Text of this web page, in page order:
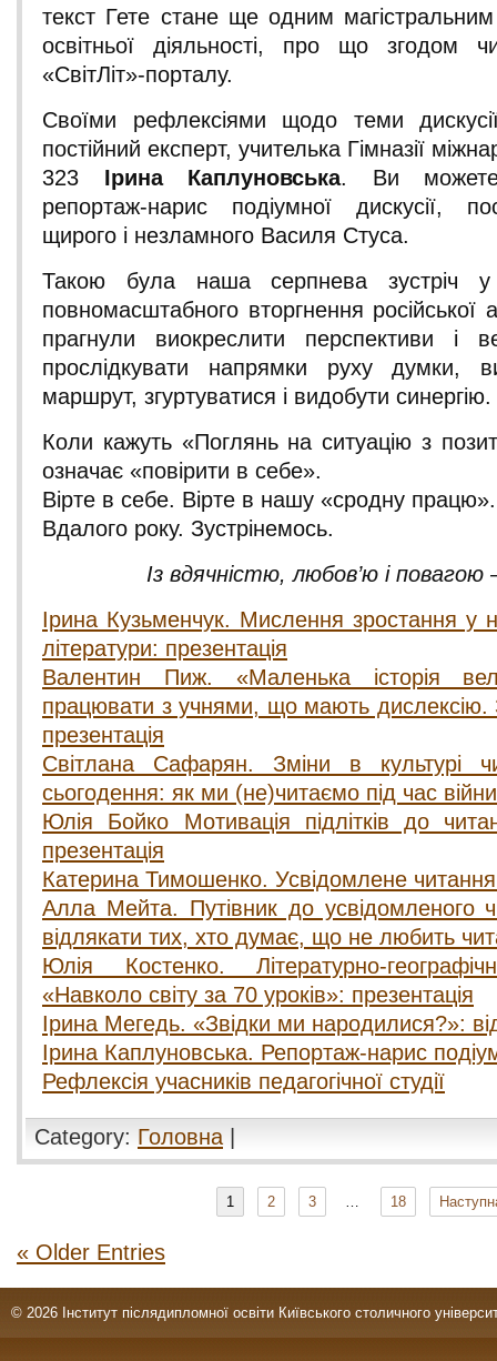
текст Гете стане ще одним
освітньої діяльності, про що згодом
«СвітЛіт»-порталу.
Своїми рефлексіями щодо теми
постійний експерт, учителька Гімназії
323 Ірина Каплуновська. Ви можете
репортаж-нарис подіумної дискусії,
щирого і незламного Василя Стуса.
Такою була наша серпнева зустріч
повномасштабного вторгнення російської
прагнули виокреслити перспективи і
прослідкувати напрямки руху думки,
маршрут, згуртуватися і видобути синергію.
Коли кажуть «Поглянь на ситуацію з
означає «повірити в себе».
Вірте в себе. Вірте в нашу «сродну працю».
Вдалого року. Зустрінемось.
Із вдячністю, любов’ю і повагою
Ірина Кузьменчук. Мислення зростання у
літератури: презентація
Валентин Пиж. «Маленька історія
працювати з учнями, що мають дислексію.
презентація
Світлана Сафарян. Зміни в культурі
сьогодення: як ми (не)читаємо під час
Юлія Бойко Мотивація підлітків до
презентація
Катерина Тимошенко. Усвідомлене
Алла Мейта. Путівник до усвідомленого
відлякати тих, хто думає, що не любить
Юлія Костенко. Літературно-
«Навколо світу за 70 уроків»: презентація
Ірина Мегедь. «Звідки ми народилися?»:
Ірина Каплуновська. Репортаж-нарис
Рефлексія учасників педагогічної студії
Category: Головна
1 2 3 … 18
« Older Entries
© 2026 Інститут післядипломної освіти Київського столичного